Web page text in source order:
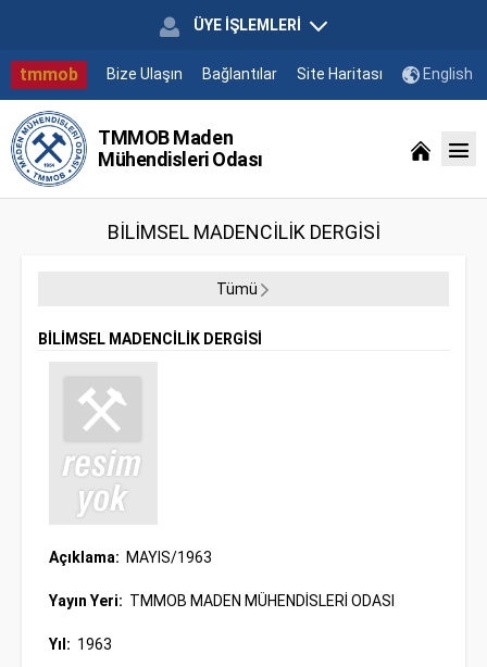
ÜYE İŞLEMLERİ
tmmob Bize Ulaşın Bağlantılar Site Haritası English
TMMOB Maden
Mühendisleri Odası
BİLİMSEL MADENCİLİK DERGİSİ
Tümü
BİLİMSEL MADENCİLİK DERGİSİ
Açıklama: MAYIS/1963
Yayın Yeri: TMMOB MADEN MÜHENDİSLERİ ODASI
Yıl: 1963